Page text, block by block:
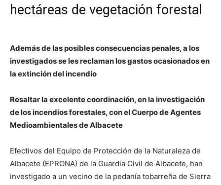
hectáreas de vegetación forestal
Además de las posibles consecuencias penales, a los
investigados se les reclaman los gastos ocasionados en
la extinción del incendio
Resaltar la excelente coordinación, en la investigación
de los incendios forestales, con el Cuerpo de Agentes
Medioambientales de Albacete
Efectivos del Equipo de Protección de la Naturaleza de
Albacete (EPRONA) de la Guardia Civil de Albacete, han
investigado a un vecino de la pedanía tobarreña de Sierra